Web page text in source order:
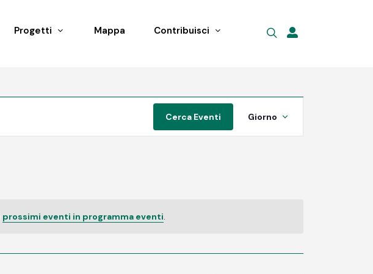
Progetti Mappa Contribuisci
prossimi eventi in programma eventi.
Cerca Eventi Giorno